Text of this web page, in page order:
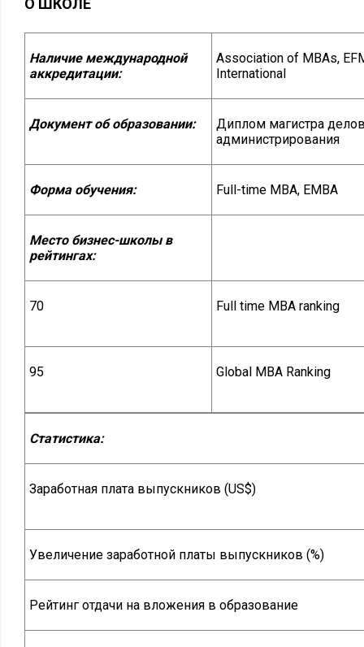
О ШКОЛЕ
Наличие международной
аккредитации:
Association of MBAs,
International
Документ об образовании:
Диплом магистра
администрирования
Форма обучения: Full-time MBA, EMBA
Место бизнес-школы в
рейтингах:
70 Full time MBA ranking
95 Global MBA Ranking
Статистика:
Заработная плата выпускников (US$)
Увеличение заработной платы выпускников (%)
Рейтинг отдачи на вложения в образование